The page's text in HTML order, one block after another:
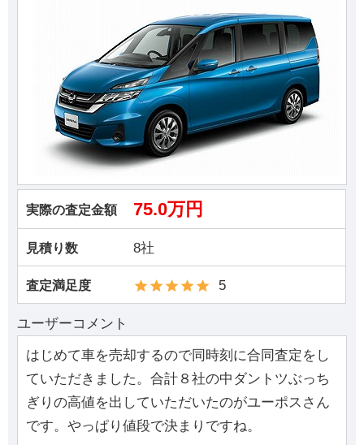
実際の査定金額 75.0万円
見積り数 8社
査定満足度 5
ユーザーコメント
はじめて車を売却するので同時刻に合同査定をし
ていただきました。合計８社の中ダントツぶっち
ぎりの高値を出していただいたのがユーポスさん
です。やっぱり値段で決まりですね。